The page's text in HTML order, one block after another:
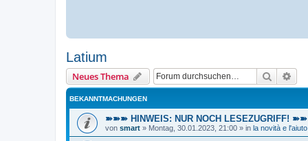
Latium
Neues Thema Suche
BEKANNTMACHUNGEN
➽➽➽ HINWEIS: NUR NOCH LESEZUGRIFF!
von smart » Montag, 30.01.2023, 21:00 » in la novità e l'aiuto